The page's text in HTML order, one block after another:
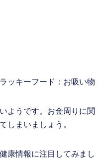
キーフード：お吸い物
ようです。お金周りに関
しまいましょう。
康情報に注目してみまし